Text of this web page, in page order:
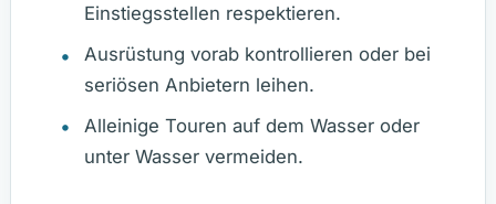
Einstiegsstellen respektieren.
Ausrüstung vorab kontrollieren oder bei
seriösen Anbietern leihen.
Alleinige Touren auf dem Wasser oder
unter Wasser vermeiden.